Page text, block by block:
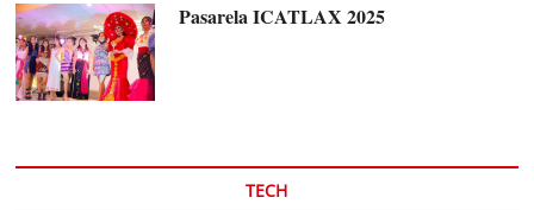
Pasarela ICATLAX 2025
TECH